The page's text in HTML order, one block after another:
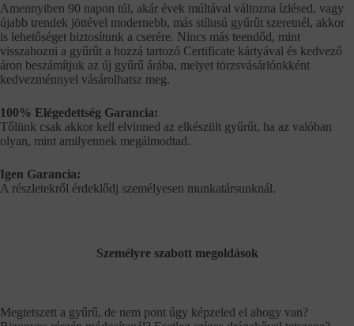
Amennyiben 90 napon túl, akár évek múltával változna ízlésed, vagy
újabb trendek jöttével modernebb, más stílusú gyűrűt szeretnél, akkor
is lehetőséget biztosítunk a cserére. Nincs más teendőd, mint
visszahozni a gyűrűt a hozzá tartozó Certificate kártyával és kedvező
áron beszámítjuk az új gyűrű árába, melyet törzsvásárlónkként
kedvezménnyel vásárolhatsz meg.
100% Elégedettség Garancia:
Tőlünk csak akkor kell elvinned az elkészült gyűrűt, ha az valóban
olyan, mint amilyennek megálmodtad.
Igen Garancia:
A részletekről érdeklődj személyesen munkatársunknál.
Személyre szabott megoldások
Megtetszett a gyűrű, de nem pont úgy képzeled el ahogy van?